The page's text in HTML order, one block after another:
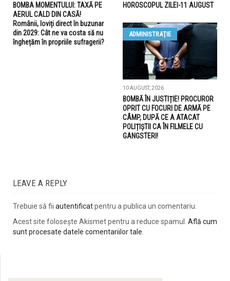
BOMBA MOMENTULUI: TAXĂ PE
AERUL CALD DIN CASĂ!
Românii, loviți direct în buzunar
din 2029: Cât ne va costa să nu
înghețăm în propriile sufragerii?
HOROSCOPUL ZILEI-11 AUGUST
ADMINISTRAŢIE
10 AUGUST, 2026
BOMBĂ ÎN JUSTIȚIE! PROCUROR
OPRIT CU FOCURI DE ARMĂ PE
CÂMP, DUPĂ CE A ATACAT
POLIȚIȘTII CA ÎN FILMELE CU
GANGSTERI!
LEAVE A REPLY
Trebuie să fii autentificatpentru a publica un comentariu.
Acest site folosește Akismet pentru a reduce spamul. Află cum
sunt procesate datele comentariilor tale